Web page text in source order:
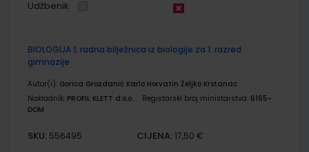
Udžbenik
BIOLOGIJA 1; radna bilježnica iz biologije za 1. razred
gimnazije
Autor(i): Gorica Grozdanić Karlo Horvatin Željko Krstanac
Nakladnik: PROFIL KLETT d.o.o. Registarski broj ministarstva: 6165-
DOM
SKU: 556495 CIJENA: 17,50 €